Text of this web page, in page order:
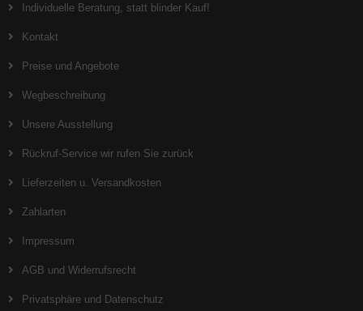
Individuelle Beratung, statt blinder Kauf!
Kontakt
Preise und Angebote
Wegbeschreibung
Unsere Ausstellung
Rückruf-Service wir rufen Sie zurück
Lieferzeiten u. Versandkosten
Zahlarten
Impressum
AGB und Widerrufsrecht
Privatsphäre und Datenschutz